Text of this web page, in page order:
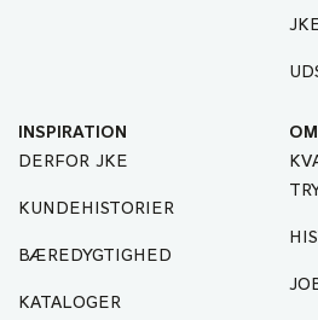
INSPIRATION
DERFOR JKE
KUNDEHISTORIER
BÆREDYGTIGHED
KATALOGER